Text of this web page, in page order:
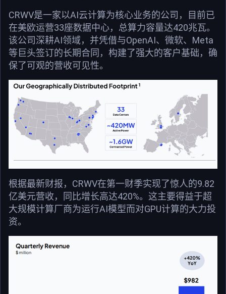
CRWV是一家以AI云计算为核心业务的公司，目前已
在美欧运营33座数据中心，总算力容量达420兆瓦。
该公司深耕AI领域，并凭借与OpenAI、微软、Meta
等巨头签订的长期合同，构建了强大的客户基础，确
保了可观的营收可见性。
根据最新财报，CRWV在第一财季实现了惊人的9.82
亿美元营收，同比增长高达420%。这主要得益于超
大规模计算厂商为运行AI模型而对GPU计算的大力投
资。